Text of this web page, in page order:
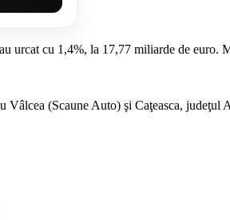
urcat cu 1,4%, la 17,77 miliarde de euro.
(Scaune Auto) şi Caţeasca, judeţul